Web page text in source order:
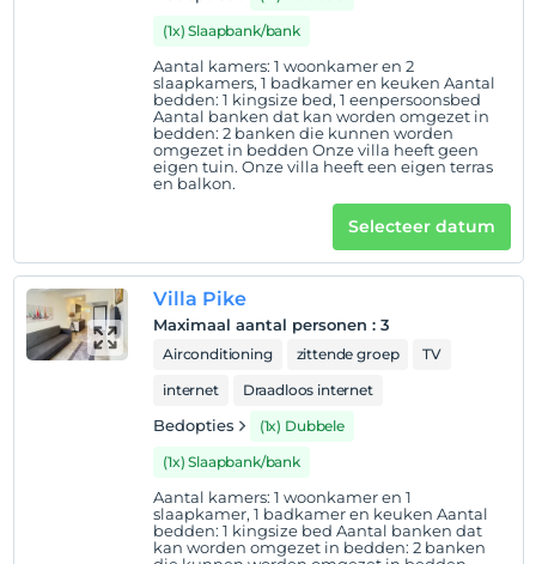
(1x) Slaapbank/bank
Aantal kamers: 1 woonkamer en 2
slaapkamers, 1 badkamer en keuken Aantal
bedden: 1 kingsize bed, 1 eenpersoonsbed
Aantal banken dat kan worden omgezet in
bedden: 2 banken die kunnen worden
omgezet in bedden Onze villa heeft geen
eigen tuin. Onze villa heeft een eigen terras
en balkon.
Selecteer datum
Villa Pike
Maximaal aantal personen : 3
Airconditioning zittende groep
TV
internet
Draadloos internet
Bedopties
(1x) Dubbele
(1x) Slaapbank/bank
Aantal kamers: 1 woonkamer en 1
slaapkamer, 1 badkamer en keuken Aantal
bedden: 1 kingsize bed Aantal banken dat
kan worden omgezet in bedden: 2 banken